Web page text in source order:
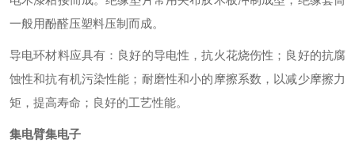
一般用酚醛压塑料压制而成。
导电环材料应具有：良好的导电性，抗火花烧伤性；良好的抗腐
蚀性和抗有机污染性能；耐磨性和小的摩擦系数，以减少摩擦力
矩，提高寿命；良好的工艺性能。
集电臂集电子